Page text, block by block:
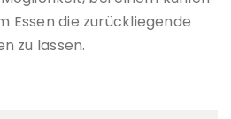
Essen die zurückliegende
zu lassen.